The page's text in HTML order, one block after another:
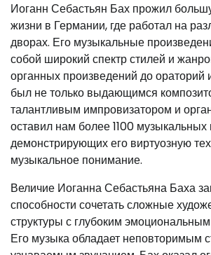
Иоганн Себастьян Бах прожил
жизни в Германии, где работал на
дворах. Его музыкальные
собой широкий спектр стилей и
органных произведений до ораторий
был не только выдающимся
талантливым импровизатором и
оставил нам более 1100 музыкальных
демонстрирующих его виртуозную
музыкальное понимание.
Величие Иоганна Себастьяна Баха
способности сочетать сложные
структуры с глубоким
Его музыка обладает неповторимым